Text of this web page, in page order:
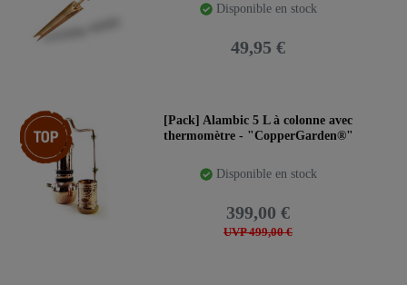
Disponible en stock
49,95 €
Pack d’articles
[Pack] Alambic 5 L à colonne avec
thermomètre - "CopperGarden®"
Disponible en stock
UVP 499,00 €
399,00 €